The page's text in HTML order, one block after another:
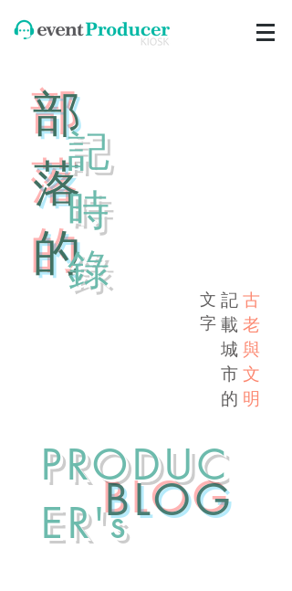
文
​字
​部
落
的
​記
時
錄
記
載
城
市
的
古
老​
與
文
明
​BLOG
PRODUC
ER's